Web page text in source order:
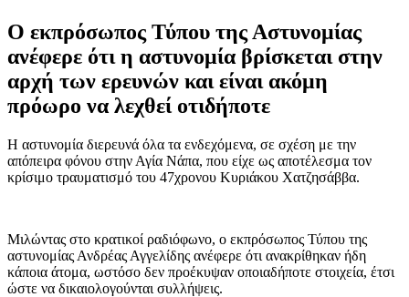
Ο εκπρόσωπος Τύπου της Αστυνομίας
ανέφερε ότι η αστυνομία βρίσκεται στην
αρχή των ερευνών και είναι ακόμη
πρόωρο να λεχθεί οτιδήποτε
Η αστυνομία διερευνά όλα τα ενδεχόμενα, σε σχέση με την
απόπειρα φόνου στην Αγία Νάπα, που είχε ως αποτέλεσμα τον
κρίσιμο τραυματισμό του 47χρονου Κυριάκου Χατζησάββα.
Μιλώντας στο κρατικοί ραδιόφωνο, ο εκπρόσωπος Τύπου της
αστυνομίας Ανδρέας Αγγελίδης ανέφερε ότι ανακρίθηκαν ήδη
κάποια άτομα, ωστόσο δεν προέκυψαν οποιαδήποτε στοιχεία, έτσι
ώστε να δικαιολογούνται συλλήψεις.